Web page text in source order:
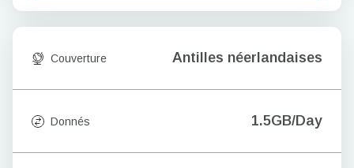
Couverture Antilles néerlandaises
Donnés 1.5GB/Day